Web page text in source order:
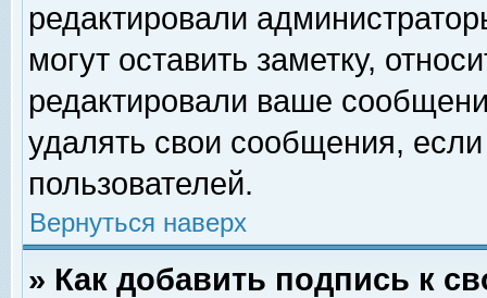
редактировали
могут оставить заметку,
редактировали ваше
удалять свои сообщения,
пользователей.
Вернуться наверх
» Как добавить подпись к